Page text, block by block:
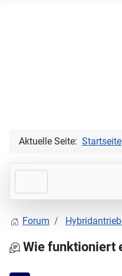
Aktuelle Seite: Startseite
Forum
Wie funktioniert